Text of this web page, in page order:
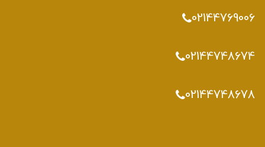
02144769006
02144748674
02144748678